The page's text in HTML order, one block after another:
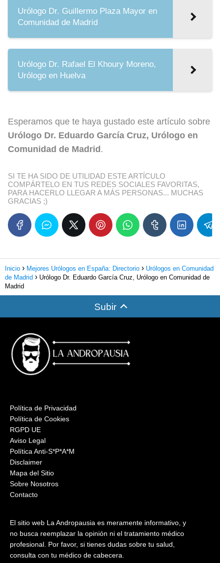
Urólogo Dr. Guillermo Plaza Mayor en
Comunidad de Madrid
Urólogo Dr. Rafael El Khoury Moreno,
Urólogo en Huelva
Esperamos que te haya gustado este artículo sobre
Urólogo Dr. Eduardo García Cruz, Urólogo en
Comunidad de Madrid .
SI TE HA SIDO DE UTILIDAD ESTE ARTÍCULO
COMPÁRTELO EN TUS REDES SOCIALES FAVORITAS,
PARA HACERLO LLEGAR A MÁS PERSONAS... MUCHAS
GRACIAS ;)
Inicio Mejores Urólogos en España: Directorio
Urólogos en Comunidad
de Madrid
Urólogo Dr. Eduardo García Cruz, Urólogo en Comunidad de
Madrid
Subir
Política de Privacidad
Política de Cookies
RGPD UE
Aviso Legal
Política Anti-S*P*A*M
Disclaimer
Mapa del Sitio
Sobre Nosotros
Contacto
El sitio web La Andropausia es meramente informativo, y
no busca reemplazar la opinión ni el tratamiento médico
profesional. Por favor, si tienes dudas sobre tu salud,
consulta con tu médico de cabecera.